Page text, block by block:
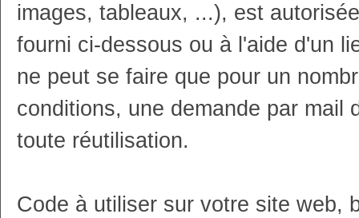
images, tableaux, ...), est
fourni ci-dessous ou à l'aide d'un
ne peut se faire que pour un
conditions, une demande par mail
toute réutilisation.
Code à utiliser sur votre site web,